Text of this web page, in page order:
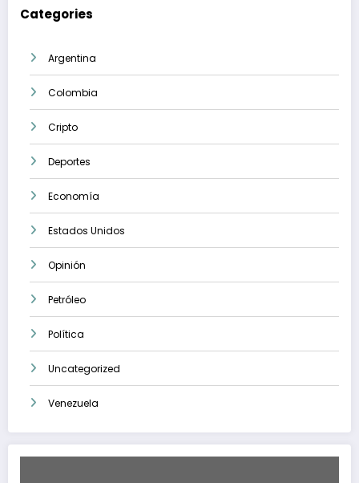
Categories
Argentina
Colombia
Cripto
Deportes
Economía
Estados Unidos
Opinión
Petróleo
Política
Uncategorized
Venezuela